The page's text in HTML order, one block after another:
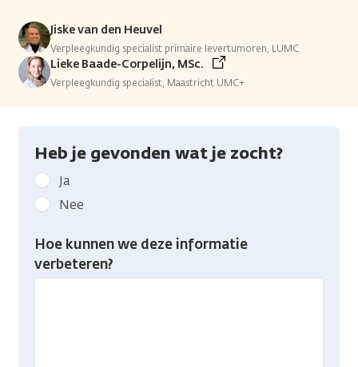
Jiske van den Heuvel
Verpleegkundig specialist primaire levertumoren, LUMC
Lieke Baade-Corpelijn, MSc.
Verpleegkundig specialist, Maastricht UMC+
Heb je gevonden wat je zocht?
Geef
kanker.nl
feedback:
Heb
gevonden
Ja
Nee
Hoe kunnen we deze informatie
verbeteren?